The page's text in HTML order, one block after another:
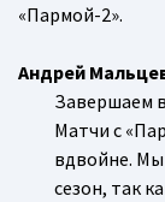
«Пармой-2».
Андрей
Завершаем
Матчи с
вдвойне. Мы
сезон, так